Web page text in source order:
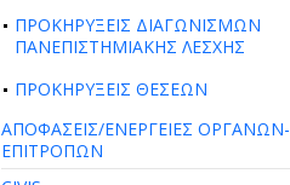
ΠΡΟΚΗΡΥΞΕΙΣ ΔΙΑΓΩΝΙΣΜΩΝ
ΠΑΝΕΠΙΣΤΗΜΙΑΚΗΣ ΛΕΣΧΗΣ
ΠΡΟΚΗΡΥΞΕΙΣ ΘΕΣΕΩΝ
ΑΠΟΦΑΣΕΙΣ/ΕΝΕΡΓΕΙΕΣ ΟΡΓΑΝΩΝ-
ΕΠΙΤΡΟΠΩΝ